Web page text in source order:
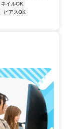
ネイルOK
ピアスOK